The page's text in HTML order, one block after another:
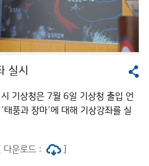
실시
기상청은 7월 6일 기상청 출입 언
태풍과 장마´에 대해 기상강좌를 실
장마 경향에 대해 설명하는 시간을
[ 다운로드 :